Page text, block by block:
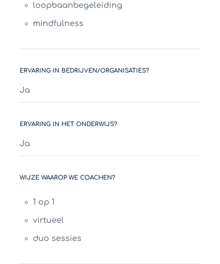
loopbaanbegeleiding
mindfulness
ERVARING IN BEDRIJVEN/ORGANISATIES?
Ja
ERVARING IN HET ONDERWIJS?
Ja
WIJZE WAAROP WE COACHEN?
1 op 1
virtueel
duo sessies